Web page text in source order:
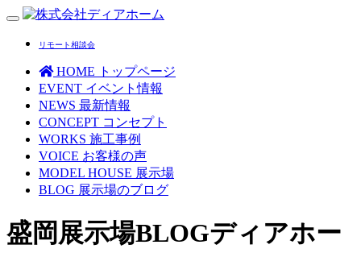
Toggle
リモート相談会
HOME
トップページ
EVENT イベント情報
NEWS 最新情報
CONCEPT コンセプト
WORKS 施工事例
VOICE お客様の声
MODEL HOUSE 展示場
BLOG 展示場のブログ
盛岡展示場BLOGディアホー